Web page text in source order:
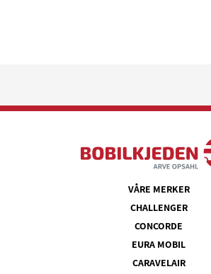
VÅRE MERKER
CHALLENGER
CONCORDE
EURA MOBIL
CARAVELAIR